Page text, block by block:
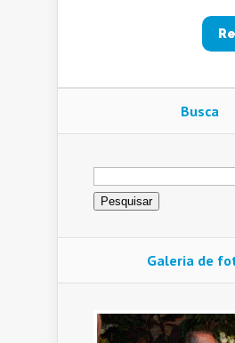
Busca
Pesquisar
por:
Galeria de